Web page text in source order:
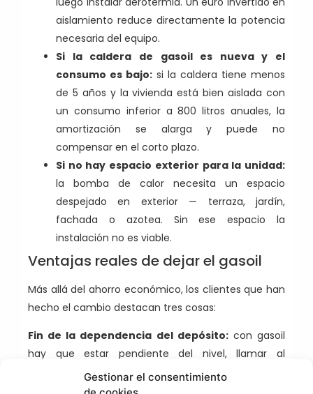
Gestionar el consentimiento
aislamiento reduce directamente la potencia
necesaria del equipo.
Si la caldera de gasoil es nueva y el
consumo es bajo: si la caldera tiene menos
de 5 años y la vivienda está bien aislada con
un consumo inferior a 800 litros anuales, la
amortización se alarga y puede no
compensar en el corto plazo.
Si no hay espacio exterior para la unidad:
la bomba de calor necesita un espacio
despejado en exterior — terraza, jardín,
fachada o azotea. Sin ese espacio la
instalación no es viable.
Ventajas reales de dejar el gasoil
Más allá del ahorro económico, los clientes que han
hecho el cambio destacan tres cosas:
Fin de la dependencia del depósito:con gasoil
hay que estar pendiente del nivel, llamar al
proveedor, hacer desembolsos grandes de golpe y
aguantar el olor. Con aerotermia, la energía llega de